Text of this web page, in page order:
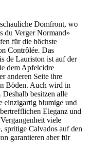
Domfront, wo
du Verger Normand»
für die höchste
Contrôlée. Das
de Lauriston ist auf der
dem Apfelcidre
anderen Seite ihre
Böden. Auch wird in
besitzen alle
einzigartig blumige und
Eleganz und
viele
spritige Calvados auf den
garantieren aber für